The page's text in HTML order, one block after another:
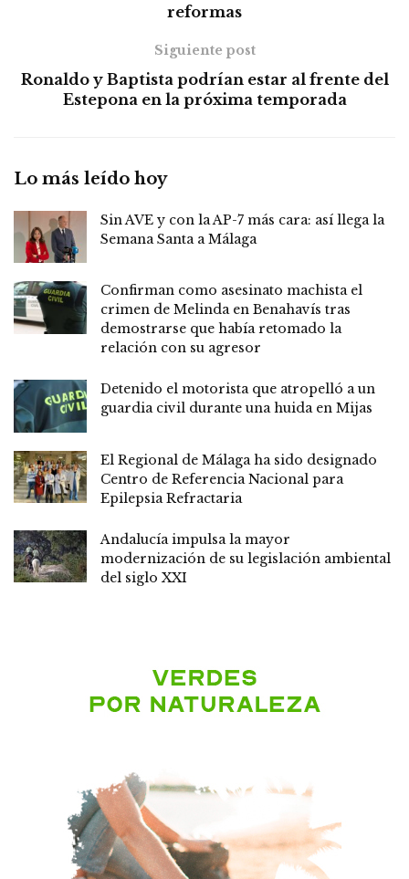
reformas
Siguiente post
Ronaldo y Baptista podrían estar al frente del
Estepona en la próxima temporada
Lo más leído hoy
Sin AVE y con la AP-7 más cara: así llega la
Semana Santa a Málaga
Confirman como asesinato machista el
crimen de Melinda en Benahavís tras
demostrarse que había retomado la
relación con su agresor
Detenido el motorista que atropelló a un
guardia civil durante una huida en Mijas
El Regional de Málaga ha sido designado
Centro de Referencia Nacional para
Epilepsia Refractaria
Andalucía impulsa la mayor
modernización de su legislación ambiental
del siglo XXI